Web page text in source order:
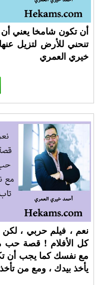
أن تكون شامخا يعني
تنحني للأرض لتزيل
خيري العمري
نعم ، فيلم حربي ،
كل الأفلام ! قصة حب
مع نفسك كما يجب أن
يأخذ بيدك ، ومع من